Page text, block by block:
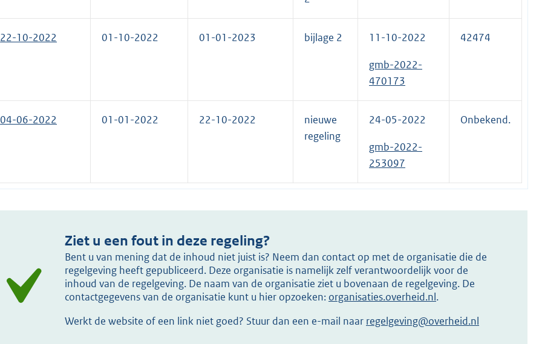
22-10-2022 01-10-2022 01-01-2023 bijlage 2 11-10-2022
gmb-2022-
470173
42474
04-06-2022 01-01-2022 22-10-2022
nieuwe
regeling
24-05-2022
gmb-2022-
253097
Onbekend.
Ziet u een fout in deze regeling?
Bent u van mening dat de inhoud niet juist is? Neem dan contact op met de organisatie die de
regelgeving heeft gepubliceerd. Deze organisatie is namelijk zelf verantwoordelijk voor de
inhoud van de regelgeving. De naam van de organisatie ziet u bovenaan de regelgeving. De
contactgegevens van de organisatie kunt u hier opzoeken: organisaties.overheid.nl.
Werkt de website of een link niet goed? Stuur dan een e-mail naar regelgeving@overheid.nl